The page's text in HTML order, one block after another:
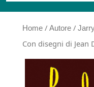
Home / Autore /
Con disegni di Jean